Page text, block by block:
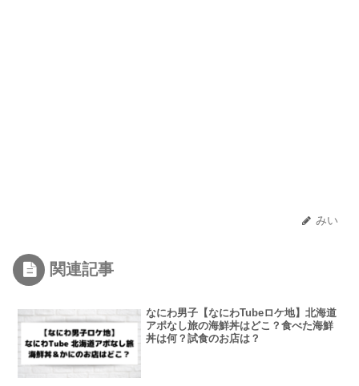
みい
関連記事
なにわ男子【なにわTubeロケ地】北海道
アポなし旅の海鮮丼はどこ？食べた海鮮
丼は何？試食のお店は？